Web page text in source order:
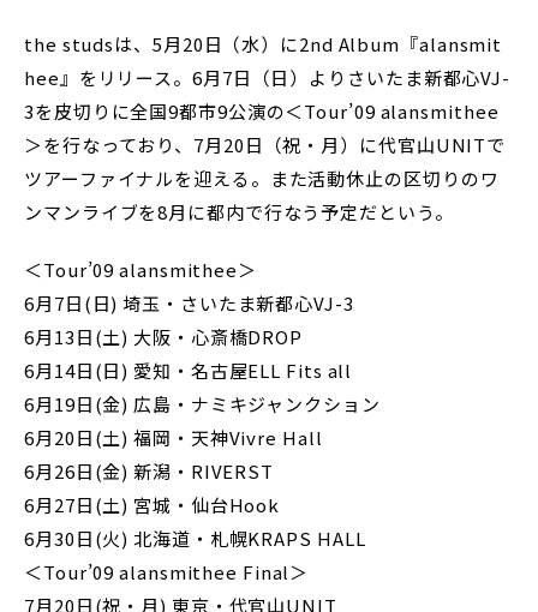
the studsは、5月20日（水）に2nd Album『alansmit
hee』をリリース。6月7日（日）よりさいたま新都心VJ-
3を皮切りに全国9都市9公演の＜Tour’09 alansmithee
＞を行なっており、7月20日（祝・月）に代官山UNITで
ツアーファイナルを迎える。また活動休止の区切りのワ
ンマンライブを8月に都内で行なう予定だという。
＜Tour’09 alansmithee＞
6月7日(日) 埼玉・さいたま新都心VJ-3
6月13日(土) 大阪・心斎橋DROP
6月14日(日) 愛知・名古屋ELL Fits all
6月19日(金) 広島・ナミキジャンクション
6月20日(土) 福岡・天神Vivre Hall
6月26日(金) 新潟・RIVERST
6月27日(土) 宮城・仙台Hook
6月30日(火) 北海道・札幌KRAPS HALL
＜Tour’09 alansmithee Final＞
7月20日(祝・月) 東京・代官山UNIT